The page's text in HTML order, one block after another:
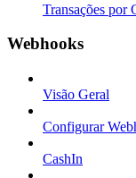
Transações por
Webhooks
Visão Geral
Configurar
CashIn